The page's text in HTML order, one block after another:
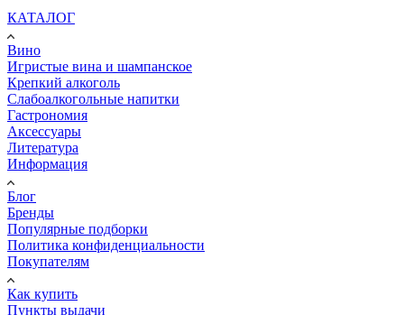
КАТАЛОГ
Вино
Игристые вина и шампанское
Крепкий алкоголь
Слабоалкогольные напитки
Гастрономия
Аксессуары
Литература
Информация
Блог
Бренды
Популярные подборки
Политика конфиденциальности
Покупателям
Как купить
Пункты выдачи